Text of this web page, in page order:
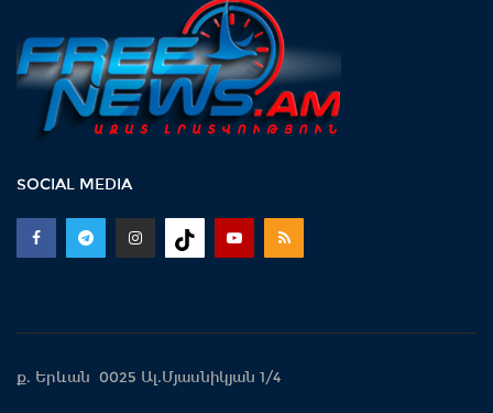
SOCIAL MEDIA
ք. Երևան 0025 Ալ.Մյասնիկյան 1/4